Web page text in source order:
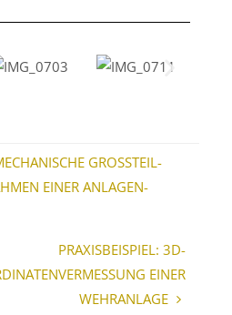
GROSSTEIL-
EINER ANLAGEN-
PRAXISBEISPIEL: 3D-
EINER
WEHRANLAGE